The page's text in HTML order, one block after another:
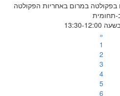
בפקולטה במרום באחריות הפקולטה
תחומית
«
1
2
3
4
5
6